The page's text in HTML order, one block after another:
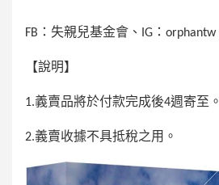
FB ：失親兒基金會、IG：orphantw
【說明】
1.義賣品將於付款完成後4週寄至。
2.義賣收據不具抵稅之用。